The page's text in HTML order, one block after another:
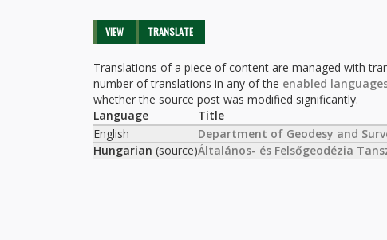
Primary tabs
VIEW TRANSLATE
Translations of a piece of content are managed with
number of translations in any of the enabled
whether the source post was modified significantly.
Language
Title
English
Department of Geodesy and
Hungarian (source)Általános- és Felsőgeodézia